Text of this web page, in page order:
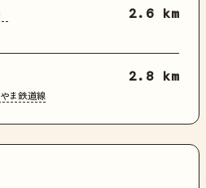
2.6 km
ま鉄道線
2.8 km